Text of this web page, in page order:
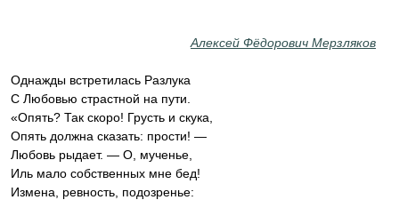
Алексей Фёдорович Мерзляков
Однажды встретилась Разлука
С Любовью страстной на пути.
«Опять? Так скоро! Грусть и скука,
Опять должна сказать: прости! —
Любовь рыдает. — О, мученье,
Иль мало собственных мне бед!
Измена, ревность, подозренье: